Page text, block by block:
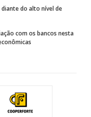
do alto nível de
com os bancos nesta